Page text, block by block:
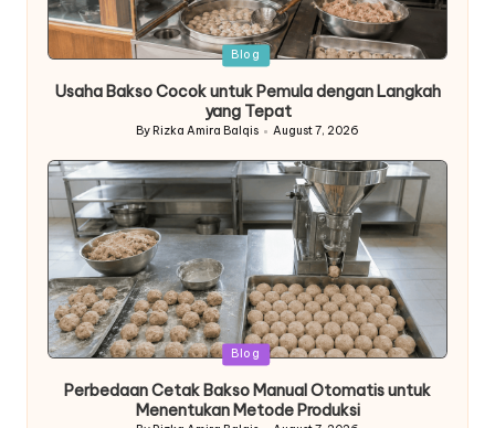
Posted
Blog
Usaha Bakso Cocok untuk Pemula dengan Langkah
yang Tepat
Posted
By Rizka Amira Balqis August 7, 2026
Posted
Blog
Perbedaan Cetak Bakso Manual Otomatis untuk
Menentukan Metode Produksi